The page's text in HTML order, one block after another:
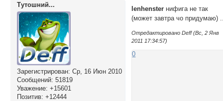
Тутошний...
Зарегистрирован: Ср, 16 Июн 2010
Сообщений: 51819
Уважение: +15601
Позитив: +12444
lenhenster нифига не так
(может завтра чо придумаю)
Отредактировано Deff (Вс, 2 Янв
2011 17:34:57)
0